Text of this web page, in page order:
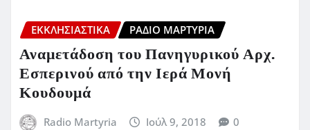
ΕΚΚΛΗΣΙΑΣΤΙΚΆ ΡΆΔΙΟ ΜΑΡΤΥΡΊΑ
Αναμετάδοση του Πανηγυρικού Αρχ.
Εσπερινού από την Ιερά Μονή
Κουδουμά
Radio Martyria Ιούλ 9, 2018 0